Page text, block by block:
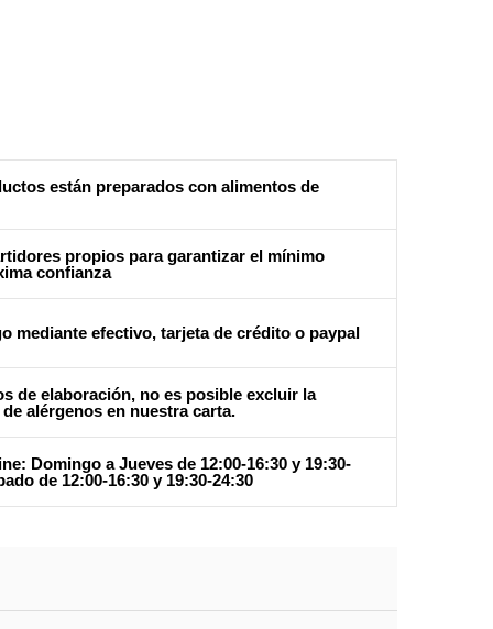
están preparados con alimentos de
propios para garantizar el mínimo
confianza
mediante efectivo, tarjeta de crédito o paypal
de elaboración, no es posible excluir la
alérgenos en nuestra carta.
Domingo a Jueves de 12:00-16:30 y 19:30-
de 12:00-16:30 y 19:30-24:30